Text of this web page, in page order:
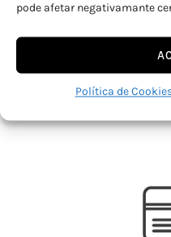
pode afetar negativamante
Política de
NIF:
Título de